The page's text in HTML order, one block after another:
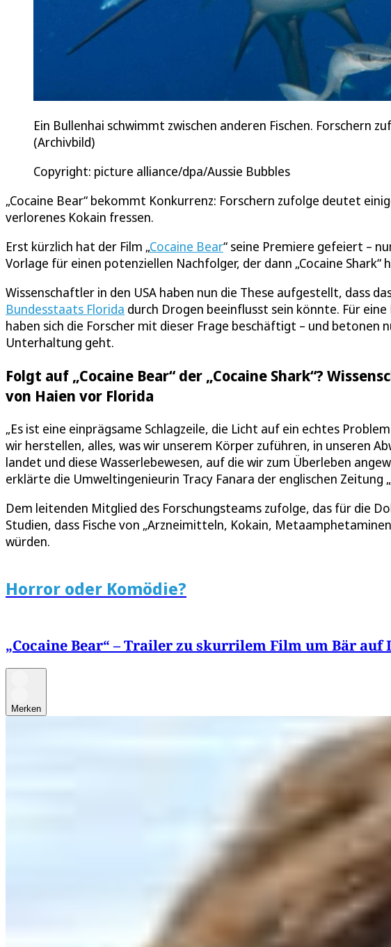
Ein Bullenhai schwimmt zwischen anderen Fischen. Forschern
(Archivbild)
Copyright: picture alliance/dpa/Aussie Bubbles
„Cocaine Bear“ bekommt Konkurrenz: Forschern zufolge deutet
verlorenes Kokain fressen.
Erst kürzlich hat der Film „Cocaine Bear“ seine Premiere gefeiert –
Vorlage für einen potenziellen Nachfolger, der dann „Cocaine Shark“
Wissenschaftler in den USA haben nun die These aufgestellt, dass
Bundesstaats Florida durch Drogen beeinflusst sein könnte. Für
haben sich die Forscher mit dieser Frage beschäftigt – und betonen
Unterhaltung geht.
Folgt auf „Cocaine Bear“ der „Cocaine Shark“?
von Haien vor Florida
„Es ist eine einprägsame Schlagzeile, die Licht auf ein echtes
wir herstellen, alles, was wir unserem Körper zuführen, in unseren
landet und diese Wasserlebewesen, auf die wir zum Überleben
erklärte die Umweltingenieurin Tracy Fanara der englischen Zeitung „
Dem leitenden Mitglied des Forschungsteams zufolge, das für die
Studien, dass Fische von „Arzneimitteln, Kokain,
würden.
Horror oder Komödie?
„Cocaine Bear“ – Trailer zu skurrilem Film um Bär auf
Merken